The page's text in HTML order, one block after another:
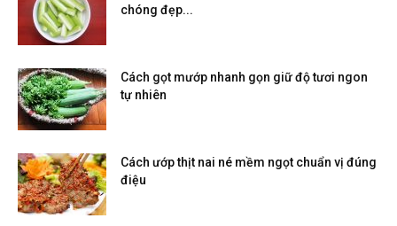
chóng đẹp...
Cách gọt mướp nhanh gọn giữ độ tươi ngon
tự nhiên
Cách ướp thịt nai né mềm ngọt chuẩn vị đúng
điệu